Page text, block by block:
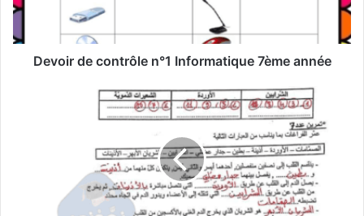
année
Devoir de contrôle n°1 Informatique 7ème année